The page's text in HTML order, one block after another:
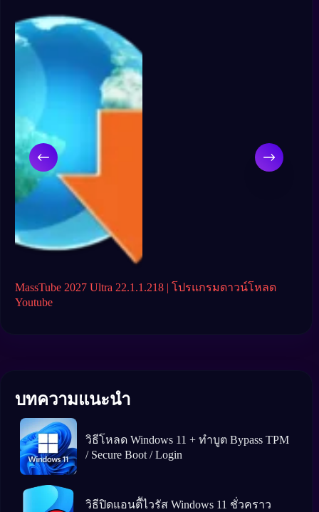
MassTube 2027 Ultra 22.1.1.218 | โปรแกรมดาวน์โหลด
Youtube
บทความแนะนำ
วิธีโหลด Windows 11 + ทำบูต Bypass TPM
/ Secure Boot / Login
วิธีปิดแอนตีัไวรัส Windows 11 ชั่วคราว